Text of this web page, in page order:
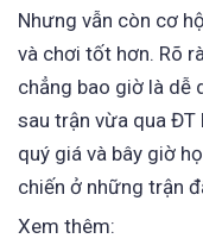
Nhưng vẫn còn cơ
và chơi tốt hơn. Rõ
chẳng bao giờ là dễ
sau trận vừa qua
quý giá và bây giờ
chiến ở những trận
Xem thêm: